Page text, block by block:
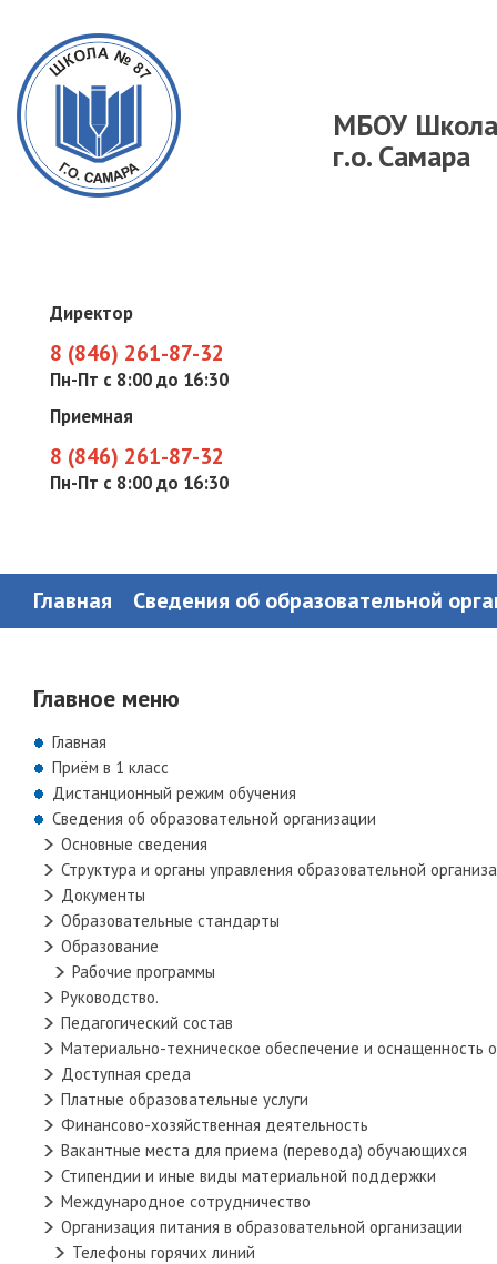
МБОУ
г.о. Самара
Директор
8 (846) 261-87-32
Пн-Пт с 8:00 до 16:30
Приемная
8 (846) 261-87-32
Пн-Пт с 8:00 до 16:30
Главная Сведения об образовательной
Главное меню
Главная
Приём в 1 класс
Дистанционный режим обучения
Сведения об образовательной организации
Основные сведения
Структура и органы управления образовательной
Документы
Образовательные стандарты
Образование
Рабочие программы
Руководство.
Педагогический состав
Материально-техническое обеспечение и оснащенность
Доступная среда
Платные образовательные услуги
Финансово-хозяйственная деятельность
Вакантные места для приема (перевода) обучающихся
Стипендии и иные виды материальной поддержки
Международное сотрудничество
Организация питания в образовательной организации
Телефоны горячих линий